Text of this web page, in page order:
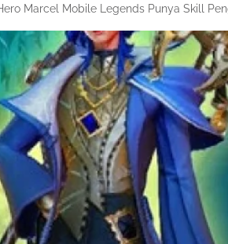
Marcel Mobile Legends Punya Skill